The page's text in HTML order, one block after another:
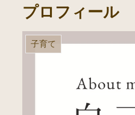
プロフィール
子育て